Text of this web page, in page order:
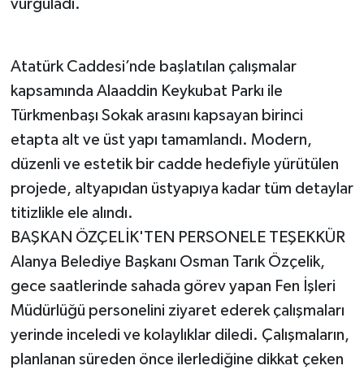
vurguladı.
Atatürk Caddesi’nde başlatılan çalışmalar
kapsamında Alaaddin Keykubat Parkı ile
Türkmenbaşı Sokak arasını kapsayan birinci
etapta alt ve üst yapı tamamlandı. Modern,
düzenli ve estetik bir cadde hedefiyle yürütülen
projede, altyapıdan üstyapıya kadar tüm detaylar
titizlikle ele alındı.
BAŞKAN ÖZÇELİK'TEN PERSONELE TEŞEKKÜR
Alanya Belediye Başkanı Osman Tarık Özçelik,
gece saatlerinde sahada görev yapan Fen İşleri
Müdürlüğü personelini ziyaret ederek çalışmaları
yerinde inceledi ve kolaylıklar diledi. Çalışmaların,
planlanan süreden önce ilerlediğine dikkat çeken